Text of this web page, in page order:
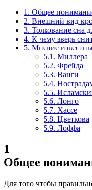
1. Общее
2. Внешний вид
3. Толкование сна
4. К чему зверь
5. Мнение
5.1. Миллера
5.2. Фрейда
5.3. Ванги
5.4.
5.5.
5.6. Лонго
5.7. Хассе
5.8. Цветкова
5.9. Лоффа
1
Общее
Для того чтобы